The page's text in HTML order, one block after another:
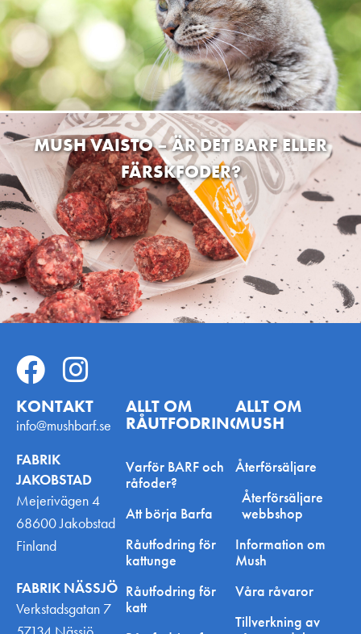
MUSH VAISTO – ÄR DET BARF ELLER
FÄRSKFODER?
KONTAKT
info@mushbarf.se
FABRIK
JAKOBSTAD
Mejerivägen 4
68600 Jakobstad
Finland
FABRIK NÄSSJÖ
Verkstadsgatan 7
ALLT OM
RÅUTFODRING
Varför BARF och
råfoder?
Att börja Barfa
Råutfodring för
kattunge
Råutfodring för
katt
ALLT OM
MUSH
Återförsäljare
Återförsäljare
webbshop
Information om
Mush
Våra råvaror
Tillverkning av